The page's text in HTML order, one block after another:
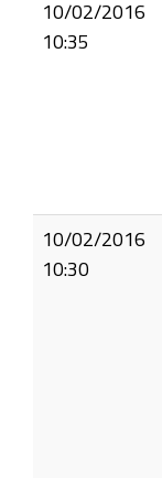
10/02/2016
10:35
10/02/2016
10:30